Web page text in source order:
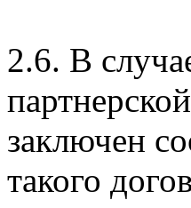
2.6. В
заключен
такого